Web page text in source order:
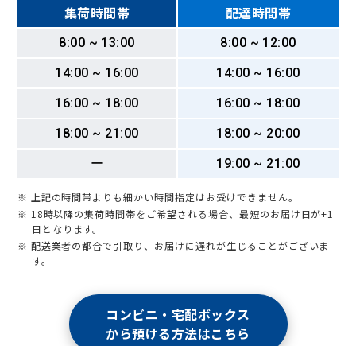
集荷時間帯 配達時間帯
8:00 ~ 13:00
8:00 ~ 12:00
14:00 ~ 16:00
14:00 ~ 16:00
16:00 ~ 18:00
16:00 ~ 18:00
18:00 ~ 21:00
18:00 ~ 20:00
ー
19:00 ~ 21:00
※ 上記の時間帯よりも細かい時間指定はお受けできません。
※ 18時以降の集荷時間帯をご希望される場合、最短のお届け日が+1
日となります。
※ 配送業者の都合で引取り、お届けに遅れが生じることがございま
す。
コンビニ・宅配ボックス
から預ける方法はこちら